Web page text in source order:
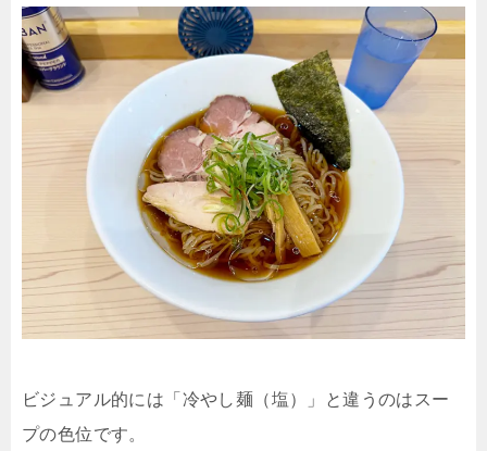
ビジュアル的には「冷やし麺（塩）」と違うのはスー
プの色位です。